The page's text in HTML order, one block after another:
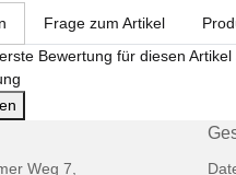
Frage zum Artikel
Bewertung für diesen
Weg 7,